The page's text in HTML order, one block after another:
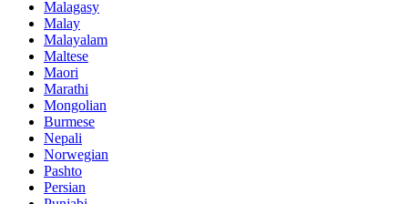
Malagasy
Malay
Malayalam
Maltese
Maori
Marathi
Mongolian
Burmese
Nepali
Norwegian
Pashto
Persian